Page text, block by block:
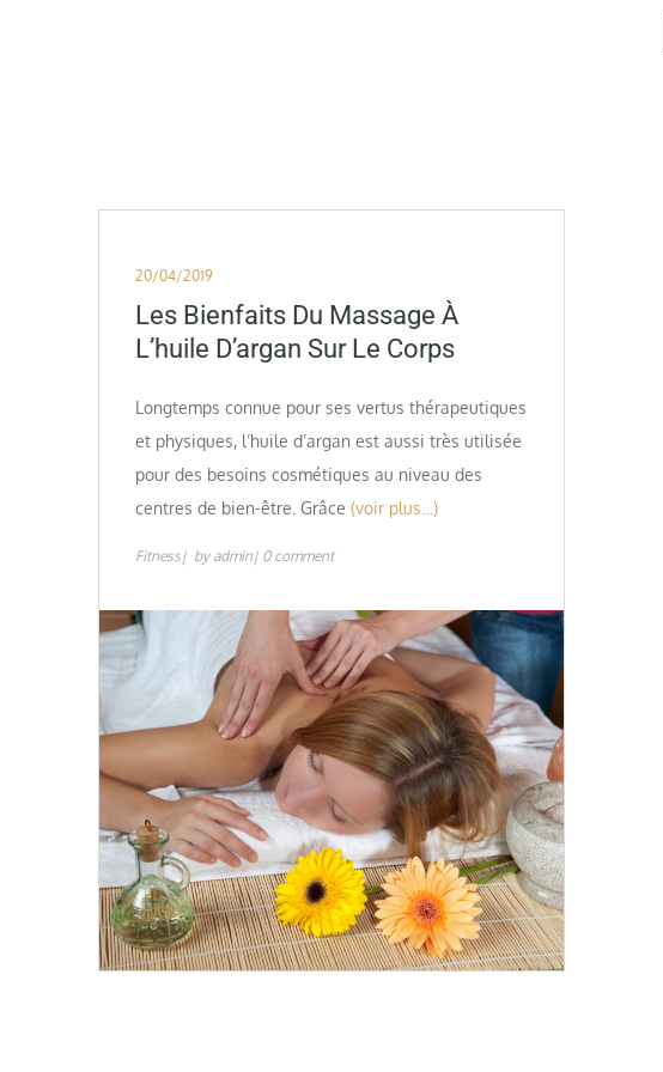
Posted
on
20/04/2019
Les Bienfaits Du Massage À
L’huile D’argan Sur Le Corps
Longtemps connue pour ses vertus thérapeutiques
et physiques, l’huile d’argan est aussi très utilisée
pour des besoins cosmétiques au niveau des
centres de bien-être. Grâce (voir plus…)
Fitness by admin 0 comment